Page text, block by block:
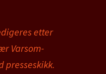
etter
Varsom-
presseskikk.